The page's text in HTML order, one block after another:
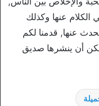
الكلام عنها وكذلك
عنها, قدمنا لكم
أن ينشرها صديق